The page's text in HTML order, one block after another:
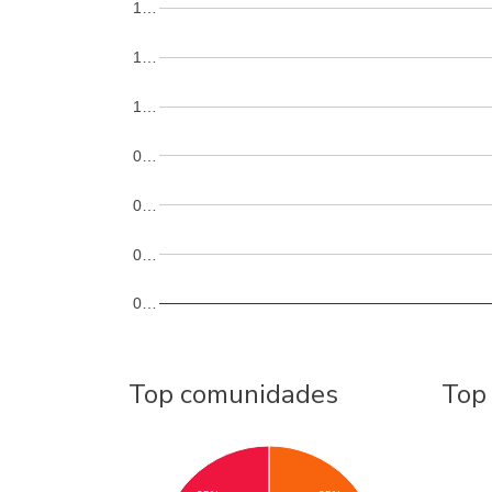
0…
0…
0…
0…
1…
1…
1…
Top comunidades